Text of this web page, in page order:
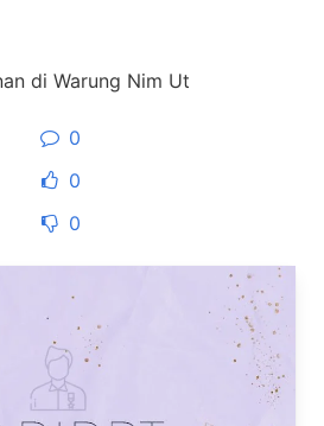
di Warung Nim Ut
0
0
0